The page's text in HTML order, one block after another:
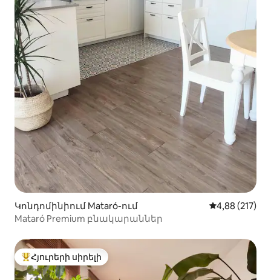
Կոնդոմինիում Mataró-ում Միջին
4,88 (217)
Mataró Premium բնակարաններ
Հյուրերի սիրելի լավագույն տները
Հյուրերի սիրելի